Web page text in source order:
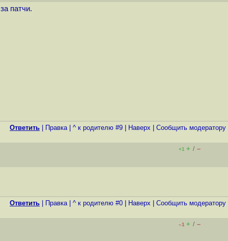
патчи.
Ответить Правка| ^ к родителю #9 Наверх Cообщить модератору
+1 + / –
Ответить Правка| ^ к родителю #0 Наверх Cообщить модератору
–1 + / –